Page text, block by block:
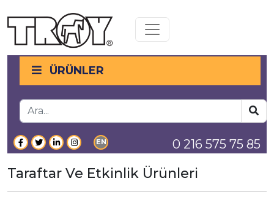
Toggle navigation
ÜRÜNLER
EN 0 216 575 75 85
Taraftar Ve Etkinlik Ürünleri